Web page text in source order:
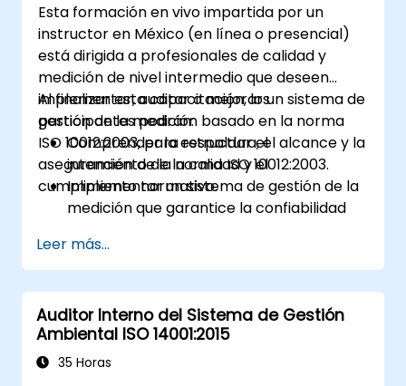
Esta formación en vivo impartida por un
instructor en México (en línea o presencial)
está dirigida a profesionales de calidad y
medición de nivel intermedio que deseen
implementar, auditar o mejorar un sistema de
gestión de la medición basado en la norma
ISO 10012:2003, para respaldar el
aseguramiento de la calidad y el
cumplimiento normativo.
Al finalizar esta capacitación, los
participantes podrán:
Comprender la estructura, el alcance y la
intención de la norma ISO 10012:2003.
Implementar un sistema de gestión de la
medición que garantice la confiabilidad
mediciones.
Definir los roles, las responsabilidades y la
documentación necesaria para el control
de la medición.
Integrar la norma ISO 10012 con marcos
más amplios de gestión de la calidad y del
Leer más...
Auditor Interno del Sistema de Gestión
Ambiental ISO 14001:2015
35 Horas